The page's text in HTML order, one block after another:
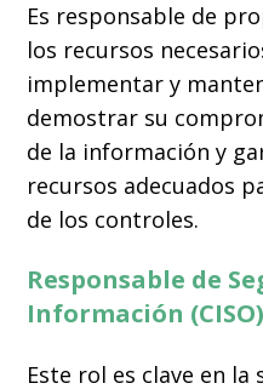
Es responsable de
los recursos
implementar y
demostrar su
de la información y
recursos adecuados
de los controles.
Responsable de
Información (CISO)
Este rol es clave en